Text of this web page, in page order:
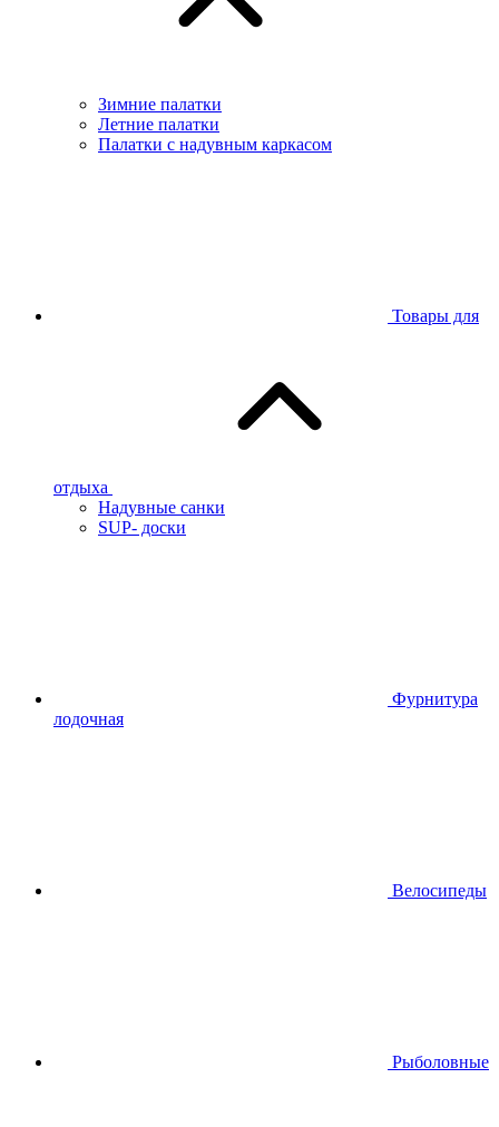
Зимние палатки
Летние палатки
Палатки с надувным каркасом
Товары для
отдыха
Надувные санки
SUP- доски
Фурнитура
лодочная
Велосипеды
Рыболовные